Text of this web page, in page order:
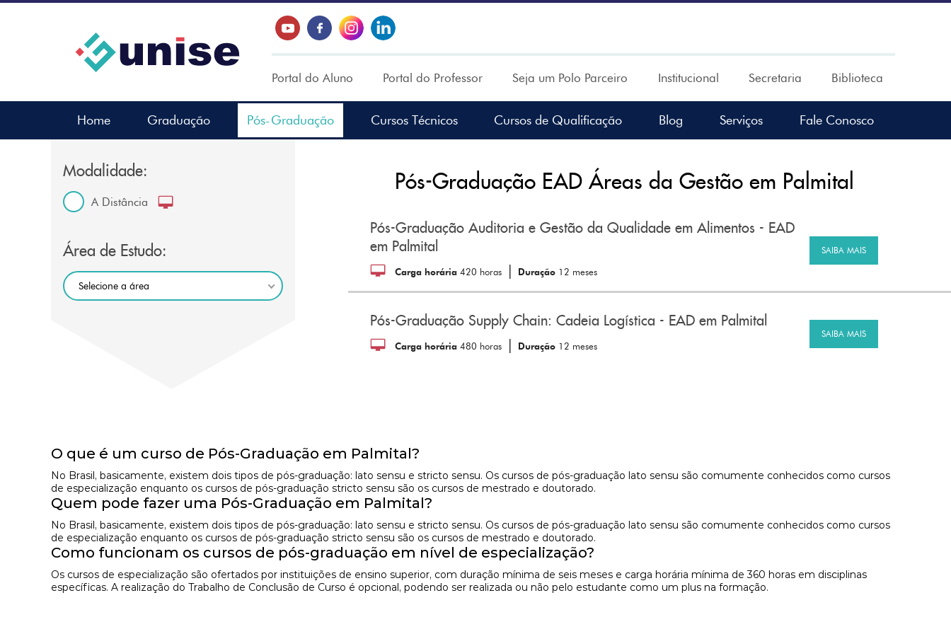
Portal do Aluno Portal do Professor Seja um Polo Parceiro Institucional Secretaria Biblioteca
Home Graduação Pós-Graduação Cursos Técnicos Cursos de Qualificação Blog Serviços Fale Conosco
Modalidade:
A Distância
Área de Estudo:
Selecione a área
Pós-Graduação EAD Áreas da Gestão em Palmital
Pós-Graduação Auditoria e Gestão da Qualidade em Alimentos - EAD
em Palmital
Carga horária420 horas | Duração 12 meses
SAIBA MAIS
Pós-Graduação Supply Chain: Cadeia Logística - EAD em Palmital
Carga horária480 horas | Duração 12 meses
SAIBA MAIS
O que é um curso de Pós-Graduação em Palmital?
No Brasil, basicamente, existem dois tipos de pós-graduação: lato sensu e stricto sensu. Os cursos de pós-graduação lato sensu são comumente conhecidos como cursos
de especialização enquanto os cursos de pós-graduação stricto sensu são os cursos de mestrado e doutorado.
Quem pode fazer uma Pós-Graduação em Palmital?
No Brasil, basicamente, existem dois tipos de pós-graduação: lato sensu e stricto sensu. Os cursos de pós-graduação lato sensu são comumente conhecidos como cursos
de especialização enquanto os cursos de pós-graduação stricto sensu são os cursos de mestrado e doutorado.
Como funcionam os cursos de pós-graduação em nível de especialização?
Os cursos de especialização são ofertados por instituições de ensino superior, com duração mínima de seis meses e carga horária mínima de 360 horas em disciplinas
específicas. A realização do Trabalho de Conclusão de Curso é opcional, podendo ser realizada ou não pelo estudante como um plus na formação.